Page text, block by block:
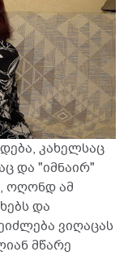
კახელსაც
და "იმნაირ"
ოღონდ ამ
და
ვიღაცას
მწარე